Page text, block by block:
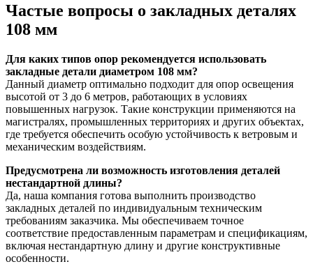
Частые вопросы о закладных деталях
108 мм
Для каких типов опор рекомендуется использовать
закладные детали диаметром 108 мм?
Данный диаметр оптимально подходит для опор освещения
высотой от 3 до 6 метров, работающих в условиях
повышенных нагрузок. Такие конструкции применяются на
магистралях, промышленных территориях и других объектах,
где требуется обеспечить особую устойчивость к ветровым и
механическим воздействиям.
Предусмотрена ли возможность изготовления деталей
нестандартной длины?
Да, наша компания готова выполнить производство
закладных деталей по индивидуальным техническим
требованиям заказчика. Мы обеспечиваем точное
соответствие предоставленным параметрам и спецификациям,
включая нестандартную длину и другие конструктивные
особенности.